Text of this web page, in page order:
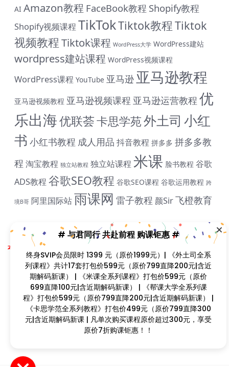
AI Amazon教程 FaceBook教程 Shopify教程
Shopify视频课程 TikTokTiktok教程Tiktok
视频教程Tiktok课程 WordPress大学 WordPress建站
wordpress建站课程 WordPress视频课程
WordPress课程 YouTube 亚马逊 亚马逊教程
亚马逊视频教程 亚马逊视频课程 亚马逊运营教程 优
乐出海优联荟卡思学苑外土司 小红
书 小红书教程 成人用品 抖音教程 拼多多 拼多多教
程 淘宝教程 独立站教程 独立站课程 米课 脸书教程 谷歌
ADS教程 谷歌SEO教程 谷歌SEO课程 谷歌运用教程 跨
境B哥 阿里国际站雨课网 雷子教程 颜Sir飞橙教育
Copyright © 2023 找课程网- All rights reserved
本站支持课程资源互换，优质课程资源互换请联系微信在线客服：zkcw598 (备
注：课程互换)
闽ICP备2022077749号
首页 分类 会员 我的
# 与君同行 共赴前程 购课钜惠 #
终身SVIP会员限时 1399 元（原价1999元）| 《外土司全系
列课程》共计17套打包价599元（原价799直降200元|含
699直降100元|含近期解码新课） | 《帮课大学全系列课
程》打包价599元（原价799直降200元|含近期解码新
课） | 《卡思学范全系列教程》打包价499元（原价799直
降300元|含近期解码新课 | 凡单次购买课程原价超过300
元，享受原价7折购课钜惠！！